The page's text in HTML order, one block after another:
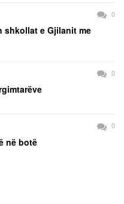
0
shkollat e Gjilanit me
0
0
në botë